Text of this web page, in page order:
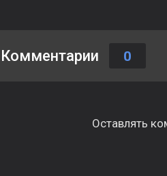
Комментарии 0
Оставлять